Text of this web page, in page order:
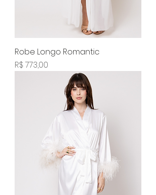
Robe Longo Romantic
Preço
R$ 773,00